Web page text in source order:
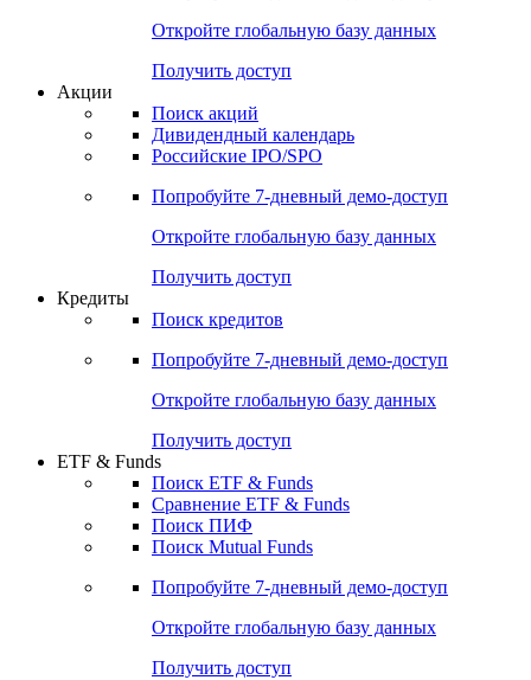
Опросы
Попробуйте7-дневный
Откройте глобальную базу данных
Получить доступ
Поиск акций
Российские IPO/SPO
Попробуйте7-дневный
Откройте глобальную базу данных
Получить доступ
Поиск кредитов
Попробуйте7-дневный
Откройте глобальную базу данных
Получить доступ
ETF & Funds
Сравнение ETF & Funds
Поиск Mutual Funds
Попробуйте7-дневный